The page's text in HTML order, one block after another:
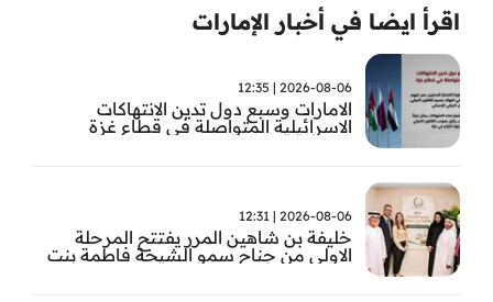
اقرأ ايضا في أخبار الإمارات
2026-08-06 | 12:35
الامارات وسبع دول تدين الانتهاكات
الاسرائيلية المتواصلة في قطاع غزة
2026-08-06 | 12:31
خليفة بن شاهين المرر يفتتح المرحلة
الاولى من جناح سمو الشيخة فاطمة بنت
مستشفى المقاصد